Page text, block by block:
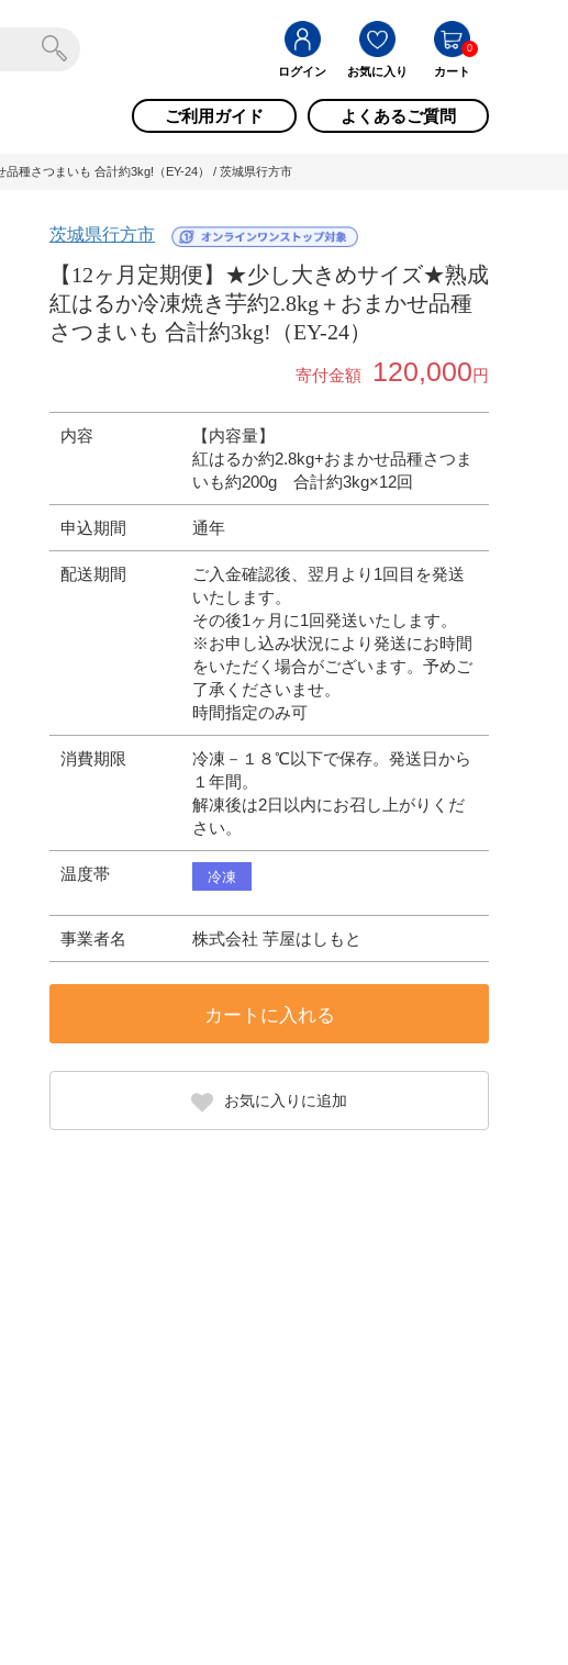
ログイン お気に入り カート
0
ご利用ガイド よくあるご質問
種さつまいも 合計約3kg!（EY-24） / 茨城県行方市
茨城県行方市
【12ヶ月定期便】★少し大きめサイズ★熟成
紅はるか冷凍焼き芋約2.8kg＋おまかせ品種
さつまいも 合計約3kg!（EY-24）
寄付金額 120,000円
内容
【内容量】
紅はるか約2.8kg+おまかせ品種さつま
いも約200g 合計約3kg×12回
申込期間 通年
配送期間
ご入金確認後、翌月より1回目を発送
いたします。
その後1ヶ月に1回発送いたします。
※お申し込み状況により発送にお時間
をいただく場合がございます。予めご
了承くださいませ。
時間指定のみ可
消費期限
冷凍－１８℃以下で保存。発送日から
１年間。
解凍後は2日以内にお召し上がりくだ
さい。
温度帯 冷凍
事業者名 株式会社 芋屋はしもと
カートに入れる
お気に入りに追加